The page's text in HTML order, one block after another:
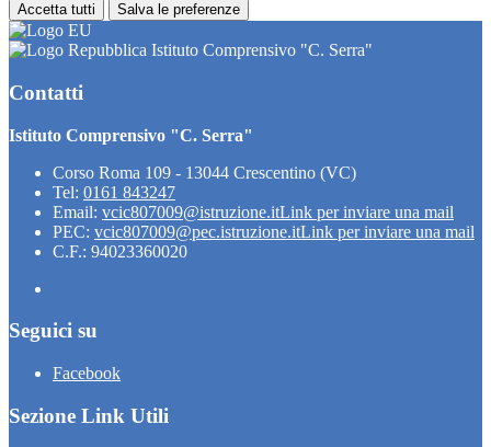
Accetta tutti Salva le preferenze
Istituto Comprensivo "C. Serra"
Contatti
Istituto Comprensivo "C. Serra"
Corso Roma 109 - 13044 Crescentino (VC)
Tel: 0161 843247
Email: vcic807009@istruzione.itLink per inviare una mail
PEC: vcic807009@pec.istruzione.itLink per inviare una mail
C.F.: 94023360020
Seguici su
Facebook
Sezione Link Utili